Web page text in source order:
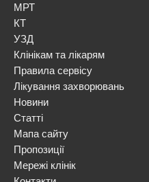
МРТ
КТ
УЗД
Клінікам та лікарям
Правила сервісу
Лікування захворювань
Новини
Статті
Мапа сайту
Пропозиції
Мережі клінік